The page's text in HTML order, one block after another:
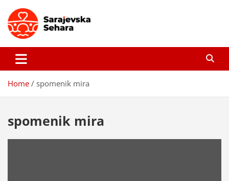
content
Sarajevska sehara
Home spomenik mira
spomenik mira